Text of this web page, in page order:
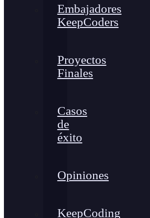
Embajadores
KeepCoders
Proyectos
Finales
Casos
de
éxito
Opiniones
KeepCoding